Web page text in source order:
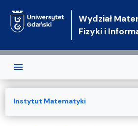
Wydział
Fizyki i
Instytut Matematyki